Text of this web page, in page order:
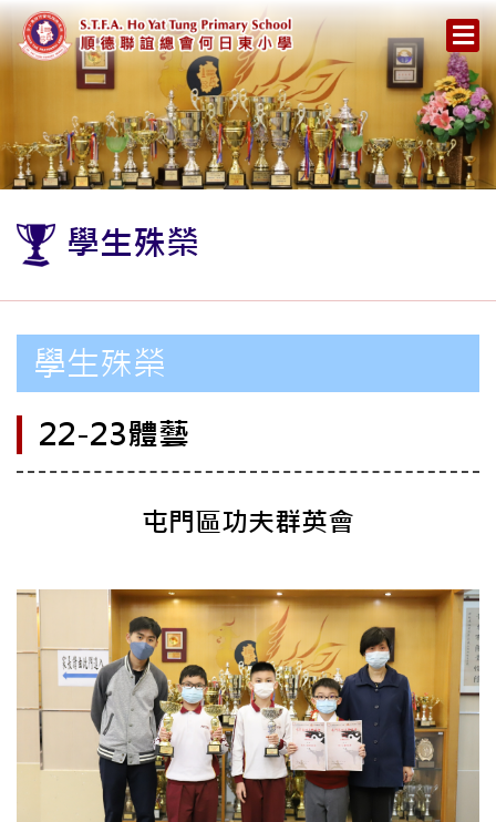
學生殊榮
學生殊榮
22-23體藝
屯門區功夫群英會